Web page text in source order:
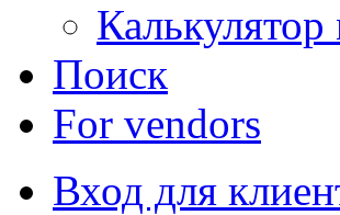
Поиск
For vendors
Вход для